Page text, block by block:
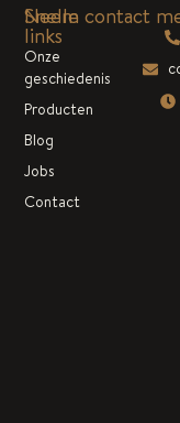
Snelle
links
Onze
geschiedenis
Producten
Blog
Jobs
Contact
Neem contact